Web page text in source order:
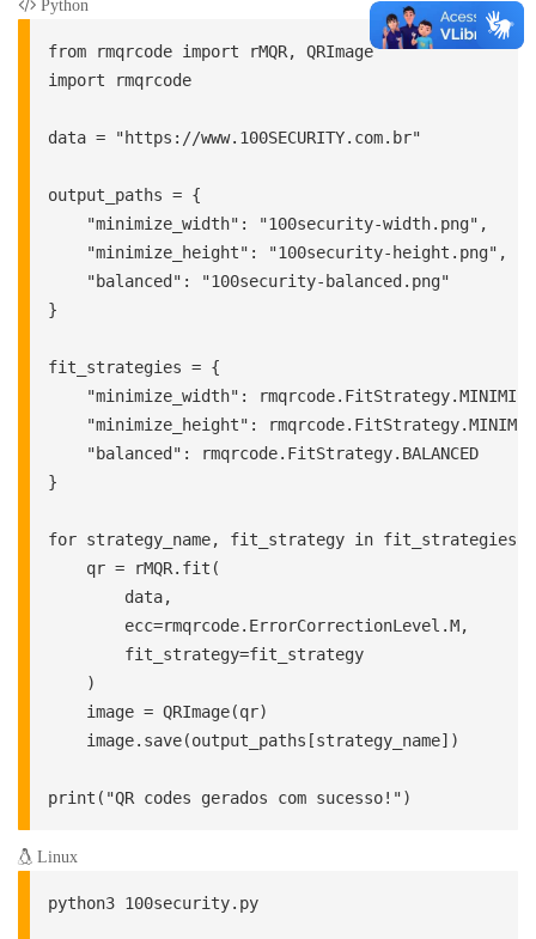
Python
from rmqrcode import rMQR, QRImage
import rmqrcode
data = "https://www.100SECURITY.com.br"
output_paths = {
    "minimize_width": "100security-width.png",
    "minimize_height": "100security-height.png",
    "balanced": "100security-balanced.png"
}
fit_strategies = {
"minimize_width":
"minimize_height":
    "balanced": rmqrcode.FitStrategy.BALANCED
}
for strategy_name, fit_strategy in
    qr = rMQR.fit(
        data,
        ecc=rmqrcode.ErrorCorrectionLevel.M,
        fit_strategy=fit_strategy
    )
    image = QRImage(qr)
    image.save(output_paths[strategy_name])
print("QR codes gerados com sucesso!")
Linux
python3 100security.py